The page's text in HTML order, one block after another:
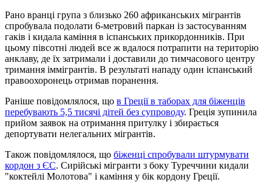
Рано вранці група з близько 260 африканських мігрантів
спробувала подолати 6-метровий паркан із застосуванням
гаків і кидала каміння в іспанських прикордонників. При
цьому півсотні людей все ж вдалося потрапити на територію
анклаву, де їх затримали і доставили до тимчасового центру
тримання іммігрантів. В результаті нападу один іспанський
правоохоронець отримав поранення.
Раніше повідомлялося, що в Греції в таборах для біженців
перебувають 5,5 тисячі дітей без супроводу. Греція зупинила
прийом заявок на отримання притулку і збирається
депортувати нелегальних мігрантів.
Також повідомлялося, що біженці спробували штурмувати
кордон з ЄС. Сирійські мігранти з боку Туреччини кидали
"коктейлі Молотова" і каміння у бік кордону Греції.